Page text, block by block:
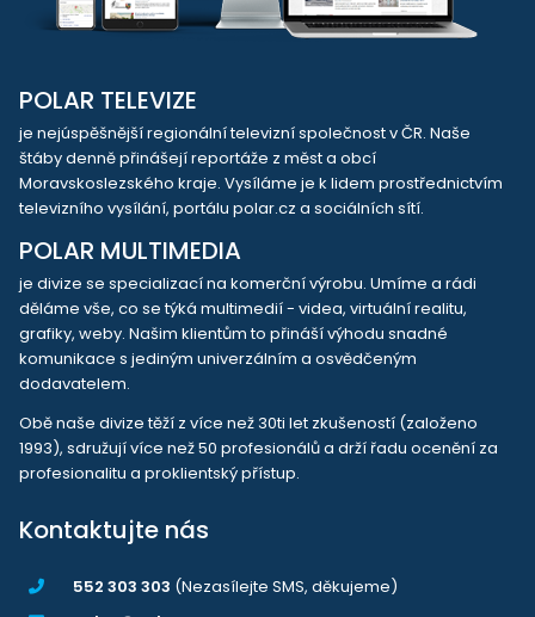
POLAR TELEVIZE
je nejúspěšnější regionální televizní společnost v ČR. Naše
štáby denně přinášejí reportáže z měst a obcí
Moravskoslezského kraje. Vysíláme je k lidem prostřednictvím
televizního vysílání, portálu polar.cz a sociálních sítí.
POLAR MULTIMEDIA
je divize se specializací na komerční výrobu. Umíme a rádi
děláme vše, co se týká multimedií - videa, virtuální realitu,
grafiky, weby. Našim klientům to přináší výhodu snadné
komunikace s jediným univerzálním a osvědčeným
dodavatelem.
Obě naše divize těží z více než 30ti let zkušeností (založeno
1993), sdružují více než 50 profesionálů a drží řadu ocenění za
profesionalitu a proklientský přístup.
Kontaktujte nás
552 303 303 (Nezasílejte SMS, děkujeme)